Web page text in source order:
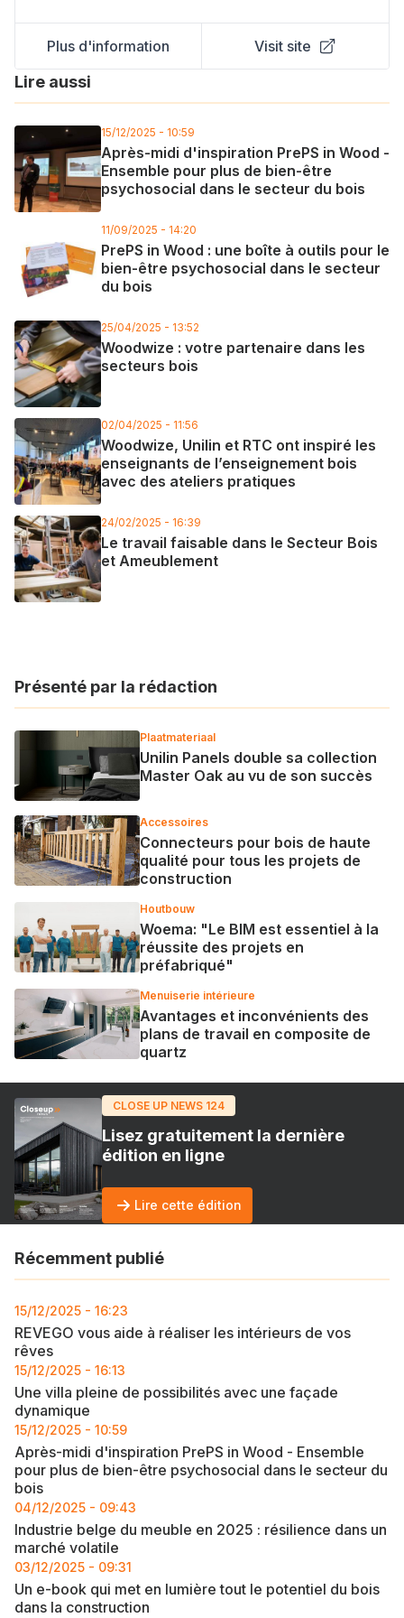
Plus d'information Visit site
Lire aussi
15/12/2025 - 10:59
Après-midi d'inspiration PrePS in Wood -
Ensemble pour plus de bien-être
psychosocial dans le secteur du bois
11/09/2025 - 14:20
PrePS in Wood : une boîte à outils pour le
bien-être psychosocial dans le secteur
du bois
25/04/2025 - 13:52
Woodwize : votre partenaire dans les
secteurs bois
02/04/2025 - 11:56
Woodwize, Unilin et RTC ont inspiré les
enseignants de l’enseignement bois
avec des ateliers pratiques
24/02/2025 - 16:39
Le travail faisable dans le Secteur Bois
et Ameublement
Présenté par la rédaction
Plaatmateriaal
Unilin Panels double sa collection
Master Oak au vu de son succès
Accessoires
Connecteurs pour bois de haute
qualité pour tous les projets de
construction
Houtbouw
Woema: "Le BIM est essentiel à la
réussite des projets en
préfabriqué"
Menuiserie intérieure
Avantages et inconvénients des
plans de travail en composite de
quartz
CLOSE UP NEWS 124
Lisez gratuitement la dernière
édition en ligne
Lire cette édition
Récemment publié
15/12/2025 - 16:23
REVEGO vous aide à réaliser les intérieurs de vos
rêves
15/12/2025 - 16:13
Une villa pleine de possibilités avec une façade
dynamique
15/12/2025 - 10:59
Après-midi d'inspiration PrePS in Wood - Ensemble
pour plus de bien-être psychosocial dans le secteur du
bois
04/12/2025 - 09:43
Industrie belge du meuble en 2025 : résilience dans un
marché volatile
03/12/2025 - 09:31
Un e-book qui met en lumière tout le potentiel du bois
dans la construction